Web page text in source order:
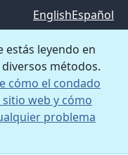
EnglishEspañol
estás leyendo en
métodos.
cómo el condado
web y cómo
problema